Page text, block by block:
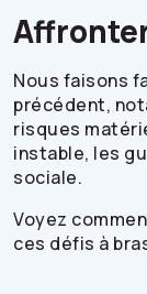
Nous faisons
précédent,
risques
instable, les
sociale.
Voyez
ces défis à